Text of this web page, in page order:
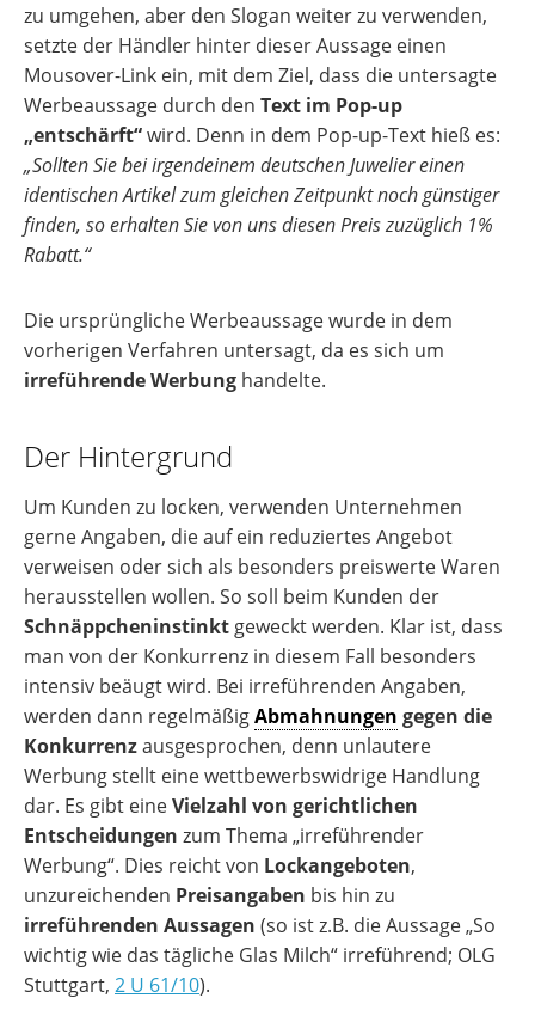
zu umgehen, aber den Slogan weiter zu verwenden,
setzte der Händler hinter dieser Aussage einen
Mousover-Link ein, mit dem Ziel, dass die untersagte
Werbeaussage durch den Text im Pop-up
„entschärft“wird. Denn in dem Pop-up-Text hieß es:
„Sollten Sie bei irgendeinem deutschen Juwelier einen
identischen Artikel zum gleichen Zeitpunkt noch günstiger
finden, so erhalten Sie von uns diesen Preis zuzüglich 1%
Rabatt.“
Die ursprüngliche Werbeaussage wurde in dem
vorherigen Verfahren untersagt, da es sich um
irreführende Werbung handelte.
Der Hintergrund
Um Kunden zu locken, verwenden Unternehmen
gerne Angaben, die auf ein reduziertes Angebot
verweisen oder sich als besonders preiswerte Waren
herausstellen wollen. So soll beim Kunden der
Schnäppcheninstinkt geweckt werden. Klar ist, dass
man von der Konkurrenz in diesem Fall besonders
intensiv beäugt wird. Bei irreführenden Angaben,
werden dann regelmäßigAbmahnungen gegen die
Konkurrenzausgesprochen, denn unlautere
Werbung stellt eine wettbewerbswidrige Handlung
dar. Es gibt eineVielzahl von gerichtlichen
Entscheidungen zum Thema „irreführender
Werbung“. Dies reicht von Lockangeboten,
unzureichenden Preisangaben bis hin zu
irreführenden Aussagen (so ist z.B. die Aussage „So
wichtig wie das tägliche Glas Milch“ irreführend; OLG
Stuttgart, 2 U 61/10).